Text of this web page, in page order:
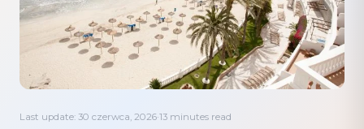
Last update: 30 czerwca, 2026·13 minutes read